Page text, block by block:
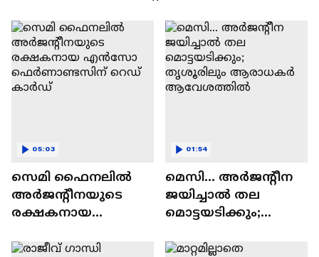
സെമി ഫൈനലിൽ
അര്‍ജന്‍റീനയുടെ
രക്ഷകനായ
ഫെർണാണ്ടസിന്
05:03
മെസി... അർജന്റീന
ജയിച്ചാൽ തല
മൊട്ടയടിക്കും;
ആരാധകർ
01:54